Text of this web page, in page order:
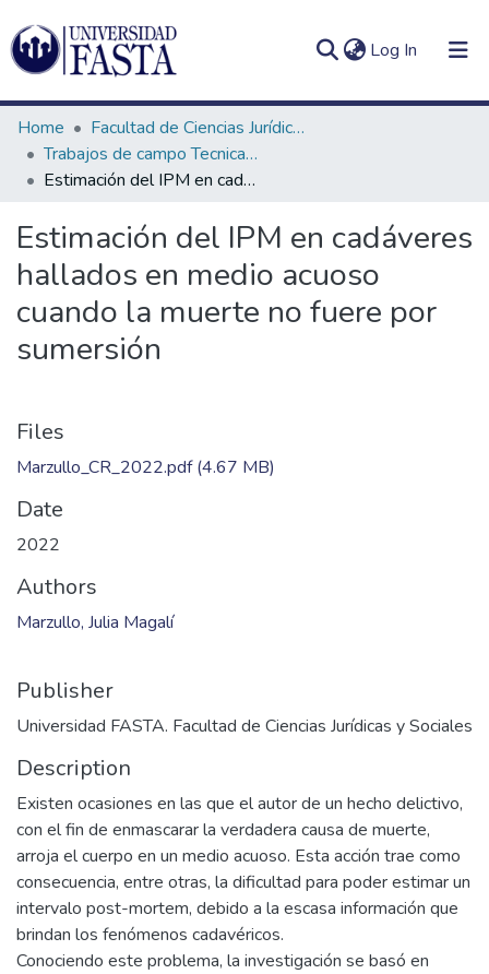
Log In (current)
Communities
&
Collections
All of DSpace
In(current)
Home
Facultad de Ciencias Jurídicas y Sociales
Trabajos de campo Tecnicatura en Criminalística
Estimación del IPM en cadáveres hallados en medio acuoso cuando la muerte no fuere por sumersión
Estimación del IPM en cadáveres
hallados en medio acuoso
cuando la muerte no fuere por
sumersión
Files
Marzullo_CR_2022.pdf(4.67 MB)
Date
2022
Authors
Marzullo, Julia Magalí
Publisher
Universidad FASTA. Facultad de Ciencias Jurídicas y Sociales
Description
Existen ocasiones en las que el autor de un hecho delictivo,
con el fin de enmascarar la verdadera causa de muerte,
arroja el cuerpo en un medio acuoso. Esta acción trae como
consecuencia, entre otras, la dificultad para poder estimar un
intervalo post-mortem, debido a la escasa información que
brindan los fenómenos cadavéricos.
Conociendo este problema, la investigación se basó en